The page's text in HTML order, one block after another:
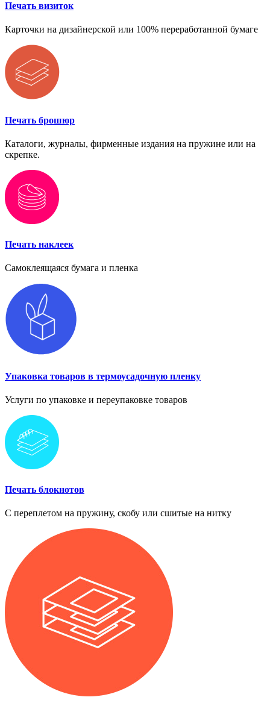
Печать визиток
Карточки на дизайнерской или 100% переработанной бумаге
Печать брошюр
Каталоги, журналы, фирменные издания на пружине или на
скрепке.
Печать наклеек
Самоклеящаяся бумага и пленка
Упаковка товаров в термоусадочную пленку
Услуги по упаковке и переупаковке товаров
Печать блокнотов
С переплетом на пружину, скобу или сшитые на нитку